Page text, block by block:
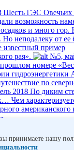
Шесть ГЭС Овечьих
возможность
и много гор.
неподалеку от ее
известный пример
рая».
№5,
номере
по
2018 По диким
Чем
американского
вы принимаете нашу